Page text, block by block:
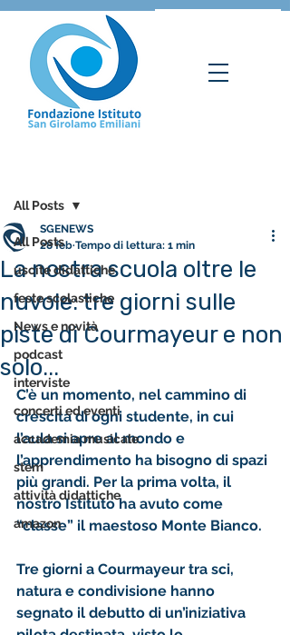
All Posts
uscite didattiche
feste scolastiche
News e novità
podcast
interviste
concerti ed eventi
accademia musicale
stem
attività didattiche
amazon
All Posts
La nostra scuola oltre le
nuvole: tre giorni sulle
piste di Courmayeur e non
solo...
SGENEWS
28 feb Tempo di lettura: 1 min
C’è un momento, nel cammino di
crescita di ogni studente, in cui
l’aula si apre al mondo e
l’apprendimento ha bisogno di spazi
più grandi. Per la prima volta, il
nostro Istituto ha avuto come
“classe” il maestoso Monte Bianco.
Tre giorni a Courmayeur tra sci,
natura e condivisione hanno
segnato il debutto di un’iniziativa